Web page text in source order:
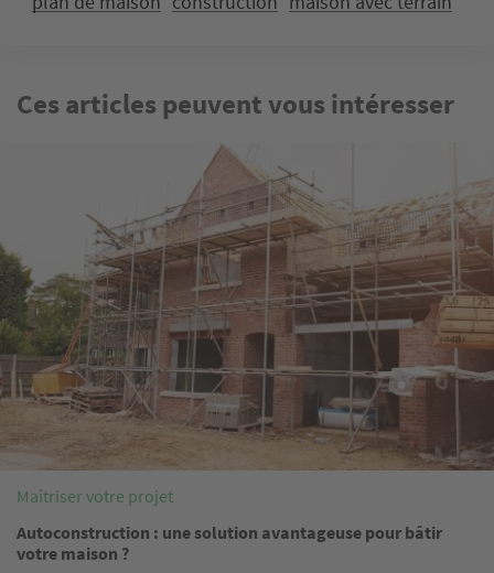
Ces articles peuvent vous intéresser
Maîtriser votre projet
Autoconstruction : une solution avantageuse pour bâtir
votre maison ?